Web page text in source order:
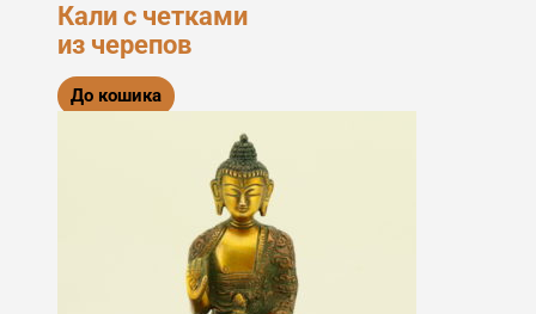
Кали с четками
из черепов
До кошика